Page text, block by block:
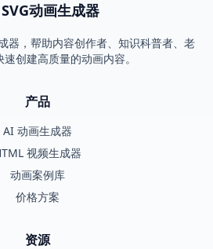
SVG动画生成器
器，帮助内容创作者、知识科普者、老
创建高质量的动画内容。
产品
AI 动画生成器
视频生成器
动画案例库
价格方案
资源